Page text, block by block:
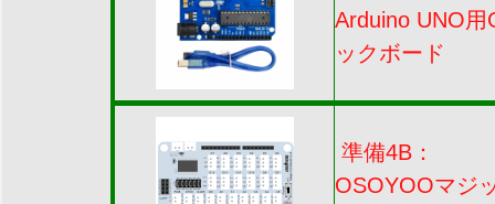
Arduino UNO
ックボード
準備4B：
OSOYOOマジ